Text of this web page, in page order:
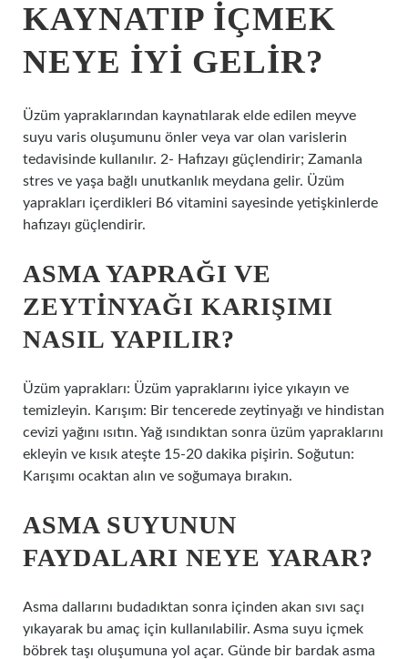
KAYNATIP IÇMEK
NEYE IYI GELIR?
Üzüm yapraklarından kaynatılarak elde edilen meyve
suyu varis oluşumunu önler veya var olan varislerin
tedavisinde kullanılır. 2- Hafızayı güçlendirir; Zamanla
stres ve yaşa bağlı unutkanlık meydana gelir. Üzüm
yaprakları içerdikleri B6 vitamini sayesinde yetişkinlerde
hafızayı güçlendirir.
ASMA YAPRAĞI VE
ZEYTINYAĞI KARIŞIMI
NASIL YAPILIR?
Üzüm yaprakları: Üzüm yapraklarını iyice yıkayın ve
temizleyin. Karışım: Bir tencerede zeytinyağı ve hindistan
cevizi yağını ısıtın. Yağ ısındıktan sonra üzüm yapraklarını
ekleyin ve kısık ateşte 15-20 dakika pişirin. Soğutun:
Karışımı ocaktan alın ve soğumaya bırakın.
ASMA SUYUNUN
FAYDALARI NEYE YARAR?
Asma dallarını budadıktan sonra içinden akan sıvı saçı
yıkayarak bu amaç için kullanılabilir. Asma suyu içmek
böbrek taşı oluşumuna yol açar. Günde bir bardak asma